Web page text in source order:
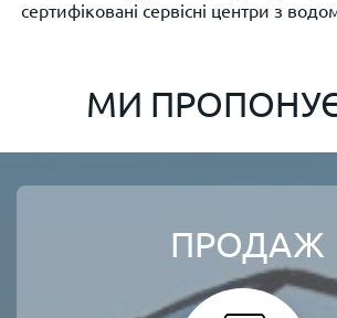
сертифіковані сервісні центри з
МИ
ПРОДАЖ